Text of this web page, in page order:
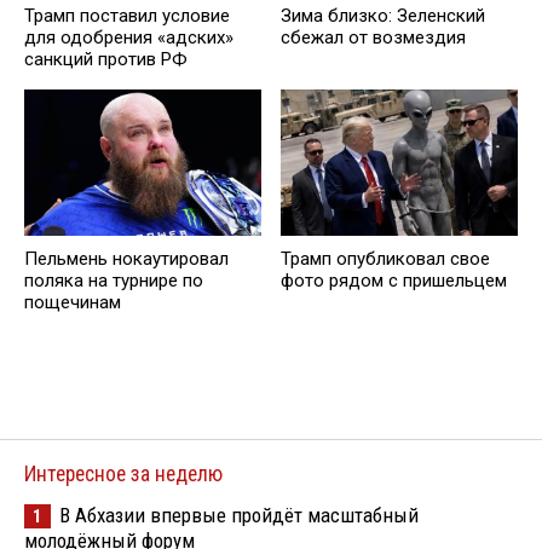
Трамп поставил условие
для одобрения «адских»
санкций против РФ
Зима близко: Зеленский
сбежал от возмездия
Пельмень нокаутировал
поляка на турнире по
пощечинам
Трамп опубликовал свое
фото рядом с пришельцем
Интересное за неделю
1
В Абхазии впервые пройдёт масштабный
молодёжный форум